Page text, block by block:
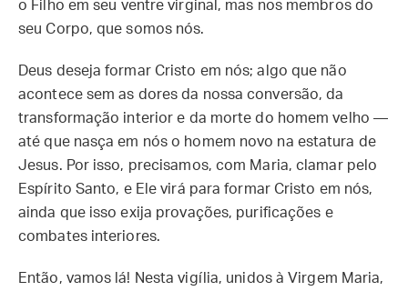
o Filho em seu ventre virginal, mas nos membros do
seu Corpo, que somos nós.
Deus deseja formar Cristo em nós; algo que não
acontece sem as dores da nossa conversão, da
transformação interior e da morte do homem velho —
até que nasça em nós o homem novo na estatura de
Jesus. Por isso, precisamos, com Maria, clamar pelo
Espírito Santo, e Ele virá para formar Cristo em nós,
ainda que isso exija provações, purificações e
combates interiores.
Então, vamos lá! Nesta vigília, unidos à Virgem Maria,